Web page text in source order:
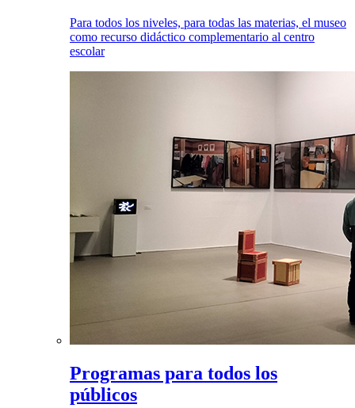
Para todos los niveles, para todas las materias, el museo
como recurso didáctico complementario al centro
escolar
Programas para todos los
públicos